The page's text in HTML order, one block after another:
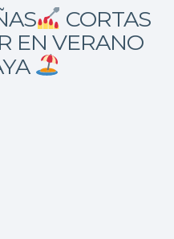
CORTAS
EN VERANO